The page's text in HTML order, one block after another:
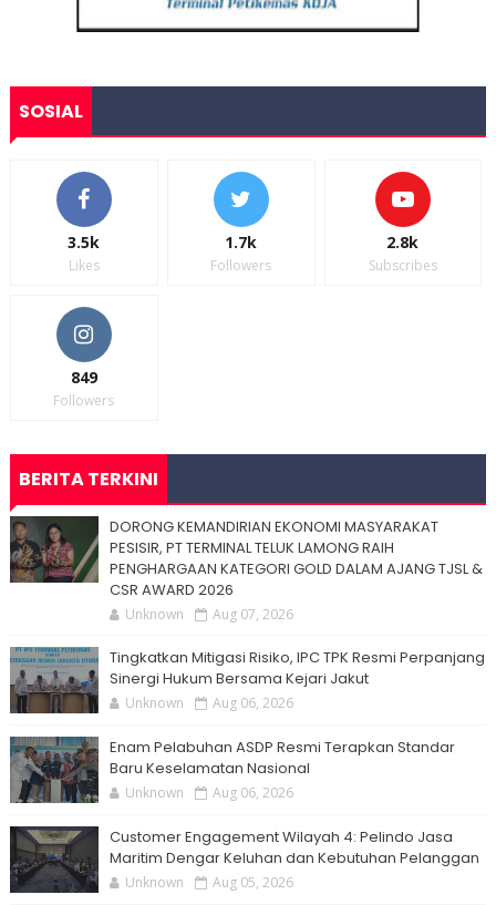
SOSIAL
3.5k
Likes
1.7k
Followers
2.8k
Subscribes
849
Followers
BERITA TERKINI
DORONG KEMANDIRIAN EKONOMI MASYARAKAT
PESISIR, PT TERMINAL TELUK LAMONG RAIH
PENGHARGAAN KATEGORI GOLD DALAM AJANG TJSL &
CSR AWARD 2026
Unknown Aug 07, 2026
Tingkatkan Mitigasi Risiko, IPC TPK Resmi Perpanjang
Sinergi Hukum Bersama Kejari Jakut
Unknown Aug 06, 2026
Enam Pelabuhan ASDP Resmi Terapkan Standar
Baru Keselamatan Nasional
Unknown Aug 06, 2026
Customer Engagement Wilayah 4: Pelindo Jasa
Maritim Dengar Keluhan dan Kebutuhan Pelanggan
Unknown Aug 05, 2026